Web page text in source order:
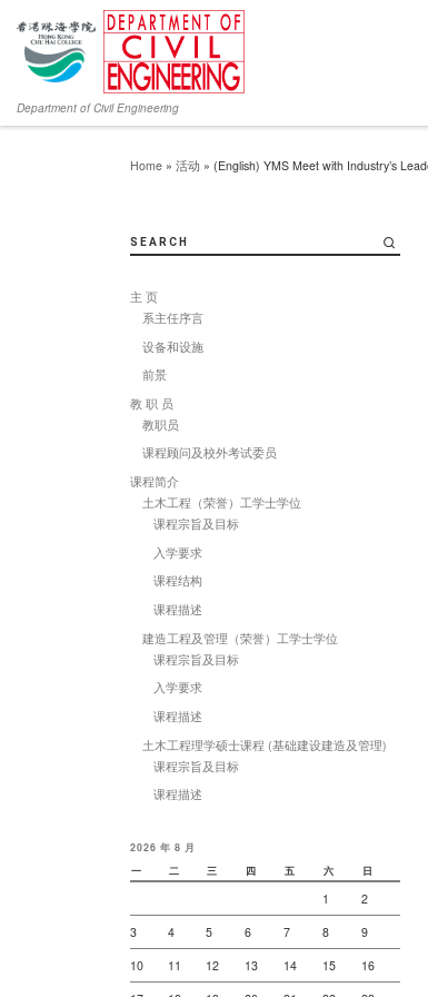
Department of Civil Engineering
Home » 活动 » (English) YMS Meet with Industry’s
SEARCH
主 页
系主任序言
设备和设施
前景
教 职 员
教职员
课程顾问及校外考试委员
课程简介
土木工程（荣誉）工学士学位
课程宗旨及目标
入学要求
课程结构
课程描述
建造工程及管理（荣誉）工学士学位
课程宗旨及目标
入学要求
课程描述
土木工程理学硕士课程 (基础建设建造及管理)
课程宗旨及目标
课程描述
2026 年 8 月
一 二 三 四 五 六 日
1
2
3
4 5 6 7 8
9
10
11 12 13 14 15
16